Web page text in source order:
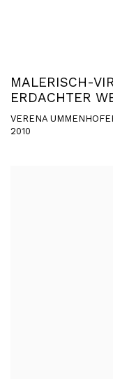
MALERISCH-
ERDACHTER
VERENA
2010